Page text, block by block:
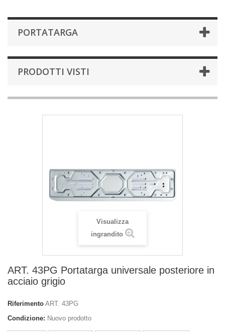
PORTATARGA
PRODOTTI VISTI
Visualizza
ingrandito
ART. 43PG Portatarga universale posteriore in
acciaio grigio
Riferimento ART. 43PG
Condizione: Nuovo prodotto